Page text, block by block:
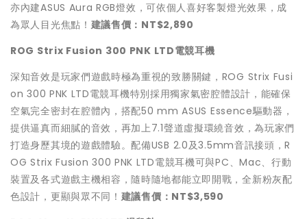
亦內建ASUS Aura RGB燈效，可依個人喜好客製燈光效果，成
為眾人目光焦點！建議售價：NT$2,890
ROG Strix Fusion 300 PNK LTD電競耳機
深知音效是玩家們遊戲時極為重視的致勝關鍵，ROG Strix Fusi
on 300 PNK LTD電競耳機特別採用獨家氣密腔體設計，能確保
空氣完全密封在腔體內，搭配50 mm ASUS Essence驅動器，
提供逼真而細膩的音效，再加上7.1聲道虛擬環繞音效，為玩家們
打造身歷其境的遊戲體驗。配備USB 2.0及3.5mm音訊接頭，R
OG Strix Fusion 300 PNK LTD電競耳機可與PC、Mac、行動
裝置及各式遊戲主機相容，隨時隨地都能立即開戰，全新粉灰配
色設計，更顯與眾不同！建議售價：NT$3,590